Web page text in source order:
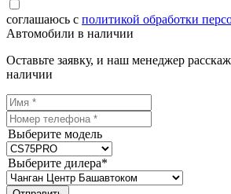
соглашаюсь с политикой обработки
Автомобили в наличии
Оставьте заявку, и наш менеджер
наличии
Выберите модель
Выберите дилера*